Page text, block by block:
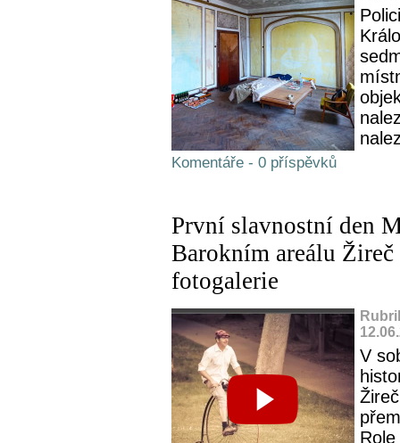
Komentáře - 0 příspěvků
První slavnostní den
Barokním areálu
fotogalerie
V